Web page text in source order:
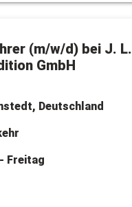
(m/w/d) bei J. L.
GmbH
Deutschland
Freitag